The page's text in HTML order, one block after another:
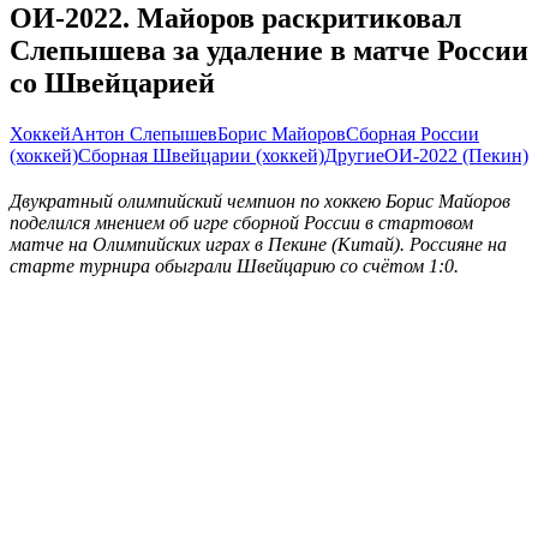
ОИ-2022. Майоров раскритиковал
Слепышева за удаление в матче России
со Швейцарией
ХоккейАнтон СлепышевБорис МайоровСборная России
(хоккей)Сборная Швейцарии (хоккей)ДругиеОИ-2022 (Пекин)
Двукратный олимпийский чемпион по хоккею Борис Майоров
поделился мнением об игре сборной России в стартовом
матче на Олимпийских играх в Пекине (Китай). Россияне на
старте турнира обыграли Швейцарию со счётом 1:0.